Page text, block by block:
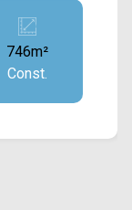
para
direito
com
com 02
salas, 01
e
746m²
Const.